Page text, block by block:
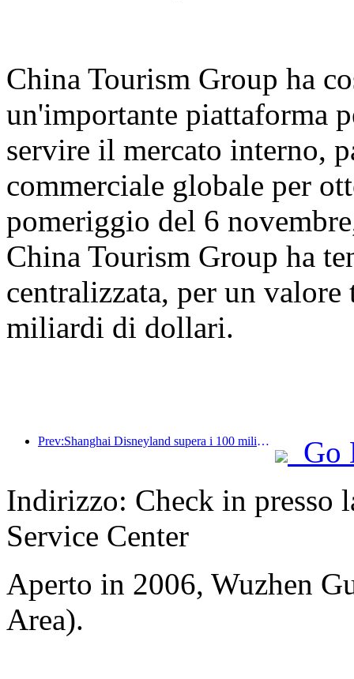
China Tourism Group ha
un'importante piattaforma
servire il mercato interno,
commerciale globale per
pomeriggio del 6
China Tourism Group ha
centralizzata, per un
miliardi di dollari.
Prev:Shanghai Disneyland supera i 100 milioni di visitatori e si espanderà con un quarto hotel a tema.
Go
Indirizzo: Check in presso
Service Center
Aperto in 2006, Wuzhen
Area).